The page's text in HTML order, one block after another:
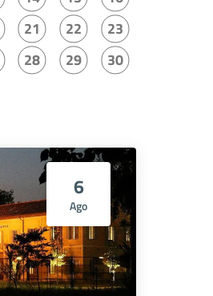
21 22
23
28 29
30
6
Ago